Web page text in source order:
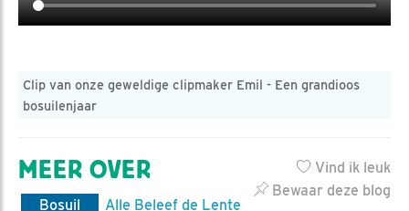
Clip van onze geweldige clipmaker Emil - Een grandioos
bosuilenjaar
Vind ik leuk
Bewaar deze blog
MEER OVER
Bosuil
Alle Beleef de Lente